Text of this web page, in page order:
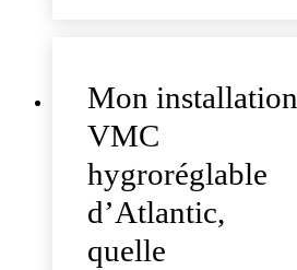
Mon installation
VMC
hygroréglable
d’Atlantic,
quelle